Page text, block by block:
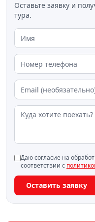
Оставьте заявку и
тура.
Даю согласие на
соответствии с
Оставить заявку